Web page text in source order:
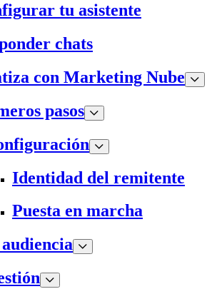
tu asistente
chats
con Marketing Nube
pasos
Identidad del remitente
Puesta en marcha